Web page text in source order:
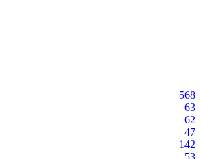
568
63
62
47
142
53